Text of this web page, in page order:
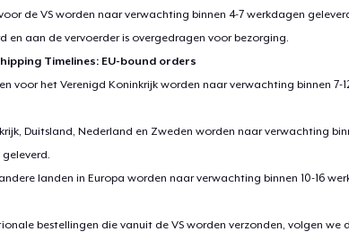
de VS worden naar verwachting binnen 4-7 werkdagen
en aan de vervoerder is overgedragen voor bezorging.
Timelines: EU-bound orders
voor het Verenigd Koninkrijk worden naar verwachting binnen 7-
Duitsland, Nederland en Zweden worden naar verwachting
landen in Europa worden naar verwachting binnen 10-16
bestellingen die vanuit de VS worden verzonden, volgen we